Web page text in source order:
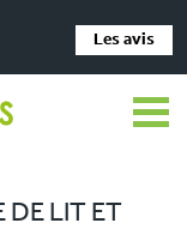
Les avis
DE LIT ET